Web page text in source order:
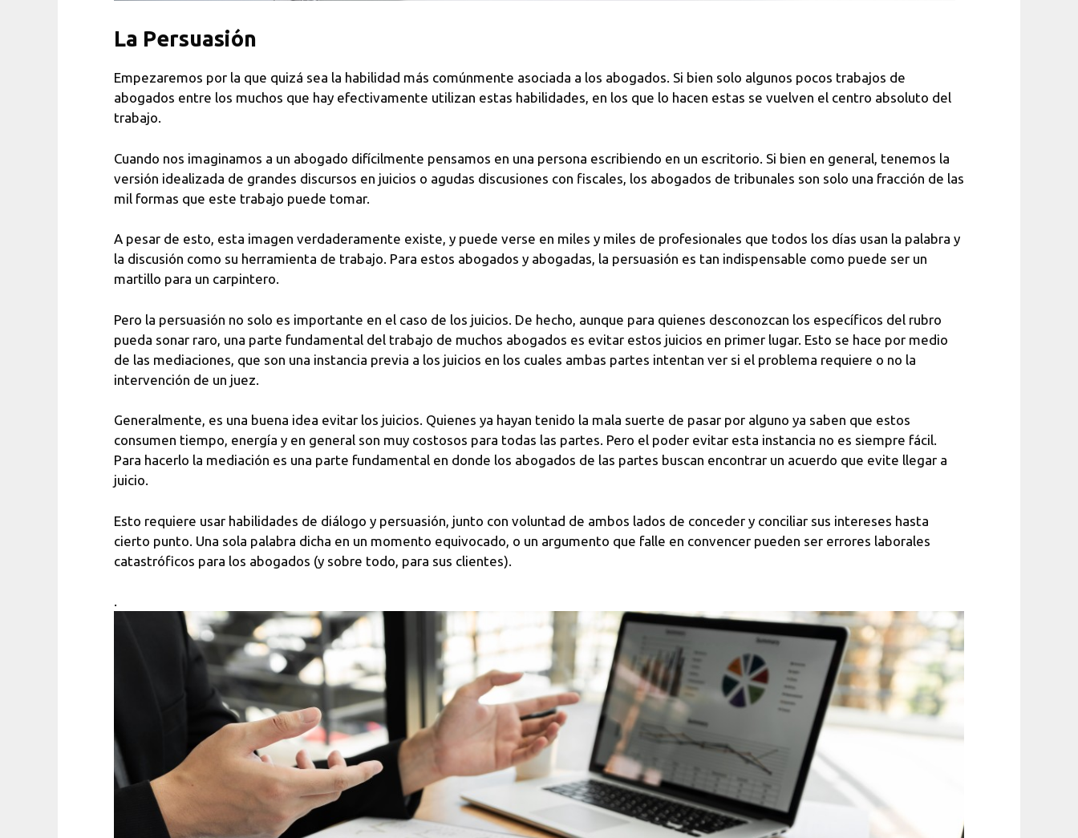
La Persuasión
Empezaremos por la que quizá sea la habilidad más comúnmente asociada a los abogados. Si bien solo algunos pocos trabajos de
abogados entre los muchos que hay efectivamente utilizan estas habilidades, en los que lo hacen estas se vuelven el centro absoluto del
trabajo.
Cuando nos imaginamos a un abogado difícilmente pensamos en una persona escribiendo en un escritorio. Si bien en general, tenemos la
versión idealizada de grandes discursos en juicios o agudas discusiones con fiscales, los abogados de tribunales son solo una fracción de las
mil formas que este trabajo puede tomar.
A pesar de esto, esta imagen verdaderamente existe, y puede verse en miles y miles de profesionales que todos los días usan la palabra y
la discusión como su herramienta de trabajo. Para estos abogados y abogadas, la persuasión es tan indispensable como puede ser un
martillo para un carpintero.
Pero la persuasión no solo es importante en el caso de los juicios. De hecho, aunque para quienes desconozcan los específicos del rubro
pueda sonar raro, una parte fundamental del trabajo de muchos abogados es evitar estos juicios en primer lugar. Esto se hace por medio
de las mediaciones, que son una instancia previa a los juicios en los cuales ambas partes intentan ver si el problema requiere o no la
intervención de un juez.
Generalmente, es una buena idea evitar los juicios. Quienes ya hayan tenido la mala suerte de pasar por alguno ya saben que estos
consumen tiempo, energía y en general son muy costosos para todas las partes. Pero el poder evitar esta instancia no es siempre fácil.
Para hacerlo la mediación es una parte fundamental en donde los abogados de las partes buscan encontrar un acuerdo que evite llegar a
juicio.
Esto requiere usar habilidades de diálogo y persuasión, junto con voluntad de ambos lados de conceder y conciliar sus intereses hasta
cierto punto. Una sola palabra dicha en un momento equivocado, o un argumento que falle en convencer pueden ser errores laborales
catastróficos para los abogados (y sobre todo, para sus clientes).
.